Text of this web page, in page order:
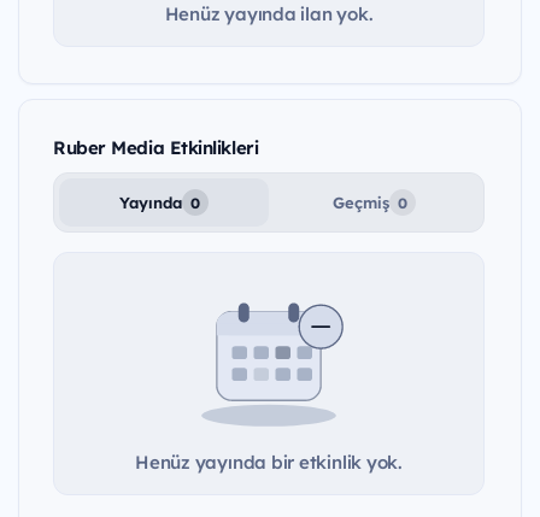
Henüz yayında ilan yok.
Ruber Media Etkinlikleri
Yayında 0 Geçmiş 0
Henüz yayında bir etkinlik yok.